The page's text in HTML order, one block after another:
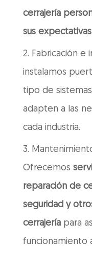
cerrajería
sus expectativas.
Fabricación e
instalamos
tipo de
adapten a las
cada industria.
Ofrecemos
reparación de
seguridad y
cerrajeríapara
funcionamiento